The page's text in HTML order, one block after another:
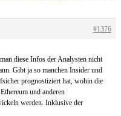
#1376
diese Infos der Analysten nicht
Gibt ja so manchen Insider und
prognostiziert hat, wohin die
und anderen
werden. Inklusive der